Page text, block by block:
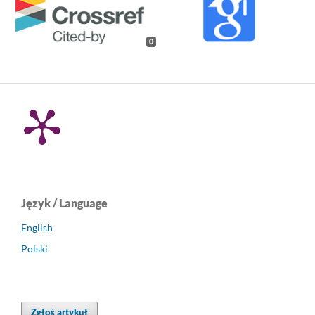
0
Język / Language
English
Polski
Zgłoś artykuł